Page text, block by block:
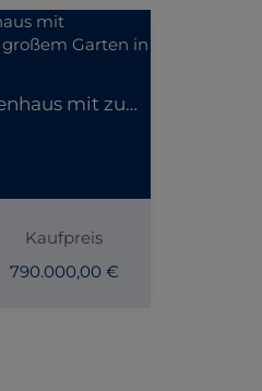
Großzügiges Mehrfamilienhaus mit zusätzlicher Gewerbefläche & großem Garten in Leoben-Göss
Kaufpreis
790.000,00 €